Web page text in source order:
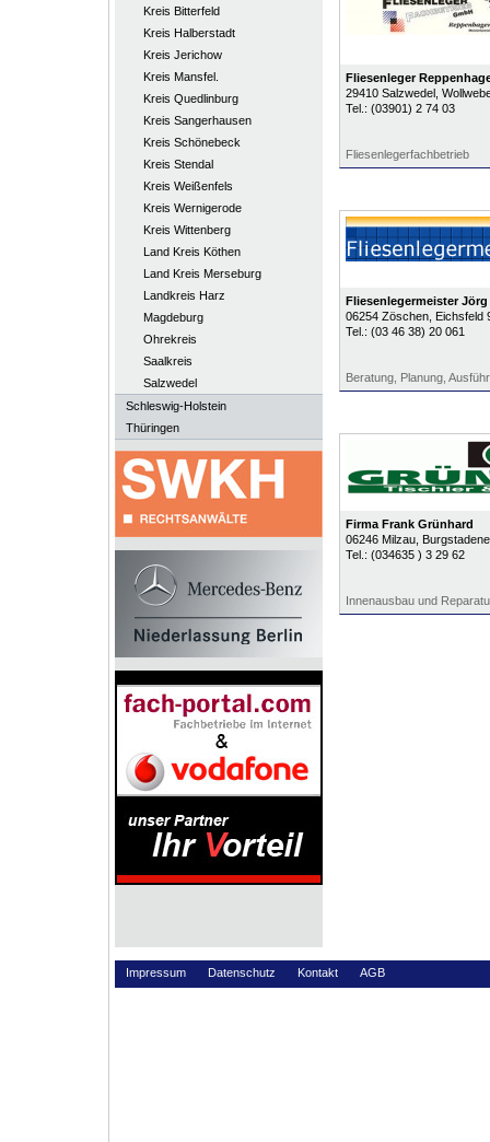
Kreis Bitterfeld
Kreis Halberstadt
Kreis Jerichow
Kreis Mansfel.
Kreis Quedlinburg
Kreis Sangerhausen
Kreis Schönebeck
Kreis Stendal
Kreis Weißenfels
Kreis Wernigerode
Kreis Wittenberg
Land Kreis Köthen
Land Kreis Merseburg
Landkreis Harz
Magdeburg
Ohrekreis
Saalkreis
Salzwedel
Schleswig-Holstein
Thüringen
Fliesenleger
29410 Salzwedel,
Tel.: (03901) 2 74 03
Fliesenlegerfachbetrieb
Fliesenlegermeister
06254 Zöschen, Eichsfeld
Tel.: (03 46 38) 20 061
Beratung, Planung,
Firma Frank Grünhard
06246 Milzau,
Tel.: (034635 ) 3 29 62
Innenausbau und
Impressum Datenschutz Kontakt AGB